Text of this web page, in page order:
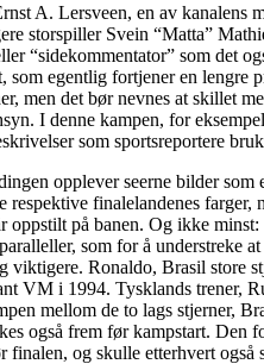
A. Lersveen, en av kanalens
storspiller Svein “Matta”
“sidekommentator” som det
egentlig fortjener en lengre
men det bør nevnes at skillet
I denne kampen, for
som sportsreportere
opplever seerne bilder som
finalelandenes farger,
oppstilt på banen. Og ikke
som for å understreke
viktigere. Ronaldo, Brasil store
VM i 1994. Tysklands trener,
mellom de to lags stjerner,
også frem før kampstart. Den
og skulle etterhvert også